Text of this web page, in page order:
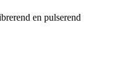
en pulserend